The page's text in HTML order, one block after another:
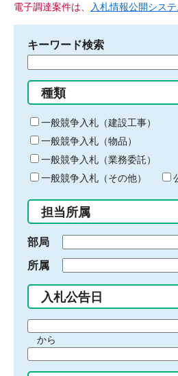
電子調達案件は、 入札情報公開システ
キーワード検索
る
キ
ー
ワ
ー
ド
入
力
種類
一般競争入札（建設工事）
一般競争入札（物品）
一般競争入札（業務委託）
一般競争入札（その他）
担当所属
部局
所属
入札公告日
間
始
から
間